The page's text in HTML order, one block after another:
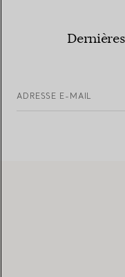
ADRESSE E-MAIL